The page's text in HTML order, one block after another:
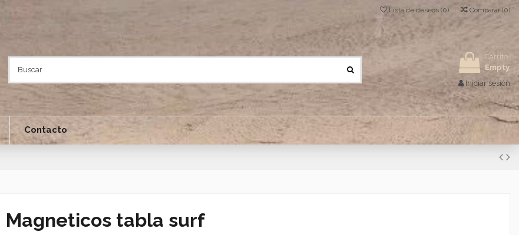
Lista de deseos (0) Comparar (0)
Carrito
Empty
Iniciar sesión
Contacto
Magneticos tabla surf